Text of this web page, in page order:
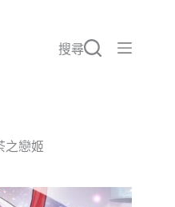
搜尋
之戀姬